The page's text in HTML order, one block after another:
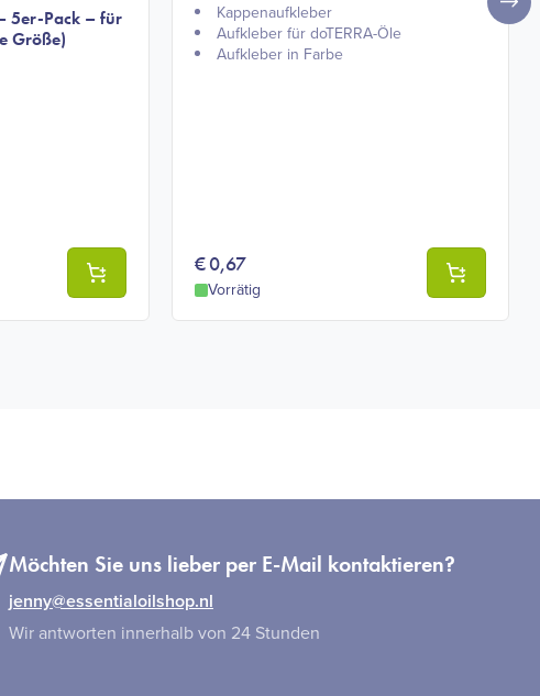
5er-Pack – für
Größe)
Kappenaufkleber
Aufkleber für doTERRA-Öle
Aufkleber in Farbe
€0,67
Vorrätig
Möchten Sie uns lieber per E-Mail kontaktieren?
jenny@essentialoilshop.nl
Wir antworten innerhalb von 24 Stunden